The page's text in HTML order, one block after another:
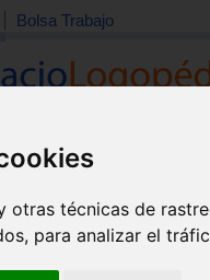
otras técnicas de
para analizar el
Bolsa Trabajo
Material